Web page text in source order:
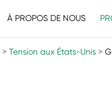
À PROPOS DE NOUS
Tension aux États-Unis